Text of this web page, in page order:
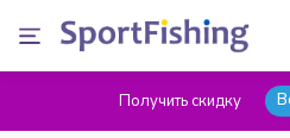
Получить скидку